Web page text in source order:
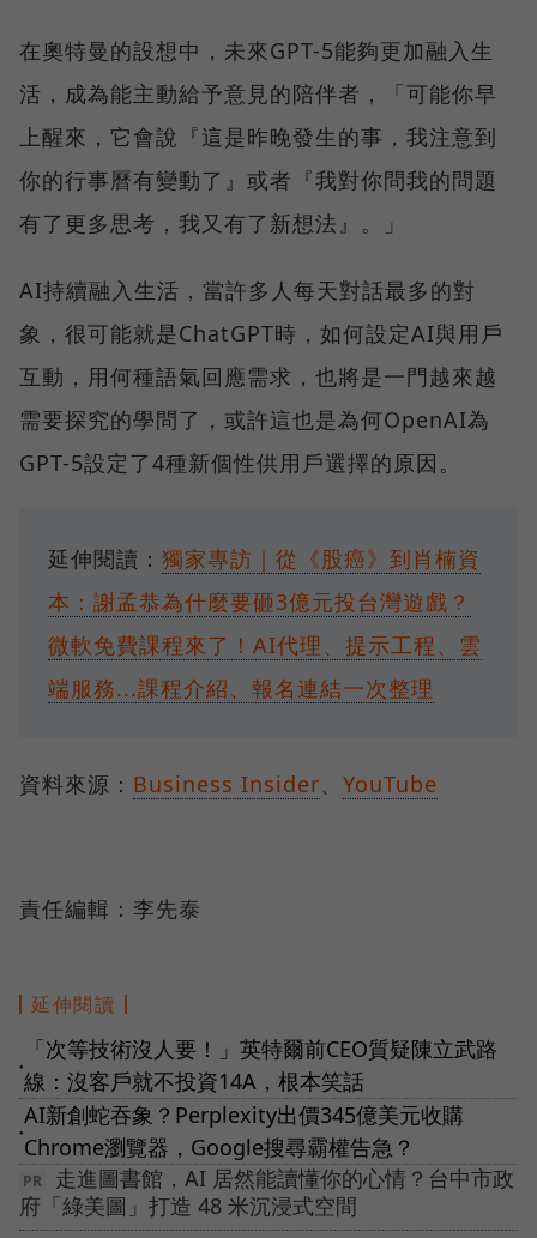
在奧特曼的設想中，未來GPT-5能夠更加融入生
活，成為能主動給予意見的陪伴者，「可能你早
上醒來，它會說『這是昨晚發生的事，我注意到
你的行事曆有變動了』或者『我對你問我的問題
有了更多思考，我又有了新想法』。」
AI持續融入生活，當許多人每天對話最多的對
象，很可能就是ChatGPT時，如何設定AI與用戶
互動，用何種語氣回應需求，也將是一門越來越
需要探究的學問了，或許這也是為何OpenAI為
GPT-5設定了4種新個性供用戶選擇的原因。
延伸閱讀： 獨家專訪｜從《股癌》到肖楠資
本：謝孟恭為什麼要砸3億元投台灣遊戲？
微軟免費課程來了！AI代理、提示工程、雲
端服務...課程介紹、報名連結一次整理
資料來源： Business Insider、 YouTube
責任編輯：李先泰
延伸閱讀
●
「次等技術沒人要！」英特爾前CEO質疑陳立武路
線：沒客戶就不投資14A，根本笑話
●
AI新創蛇吞象？Perplexity出價345億美元收購
Chrome瀏覽器，Google搜尋霸權告急？
走進圖書館，AI 居然能讀懂你的心情？台中市政
府「綠美圖」打造 48 米沉浸式空間